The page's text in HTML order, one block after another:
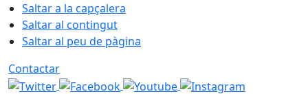
Saltar a la capçalera
Saltar al contingut
Saltar al peu de pàgina
Contactar